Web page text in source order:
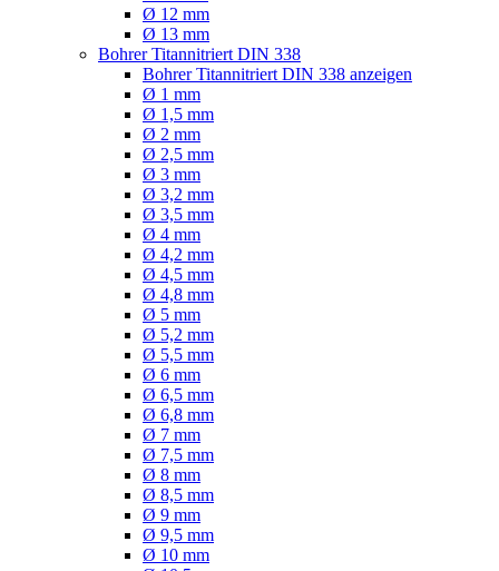
Ø 12 mm
Ø 13 mm
Bohrer Titannitriert DIN 338
Bohrer Titannitriert DIN 338 anzeigen
Ø 1 mm
Ø 1,5 mm
Ø 2 mm
Ø 2,5 mm
Ø 3 mm
Ø 3,2 mm
Ø 3,5 mm
Ø 4 mm
Ø 4,2 mm
Ø 4,5 mm
Ø 4,8 mm
Ø 5 mm
Ø 5,2 mm
Ø 5,5 mm
Ø 6 mm
Ø 6,5 mm
Ø 6,8 mm
Ø 7 mm
Ø 7,5 mm
Ø 8 mm
Ø 8,5 mm
Ø 9 mm
Ø 9,5 mm
Ø 10 mm